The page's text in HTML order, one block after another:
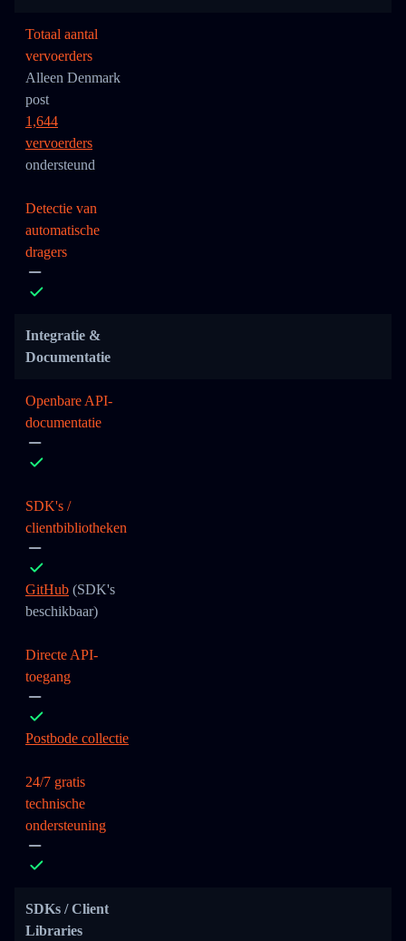
Totaal aantal
vervoerders
Alleen Denmark
post
1,644
vervoerders
ondersteund
Detectie van
automatische
dragers
Integratie &
Documentatie
Openbare API-
documentatie
SDK's /
clientbibliotheken
GitHub (SDK's
beschikbaar)
Directe API-
toegang
Postbode collectie
24/7 gratis
technische
ondersteuning
SDKs / Client
Libraries